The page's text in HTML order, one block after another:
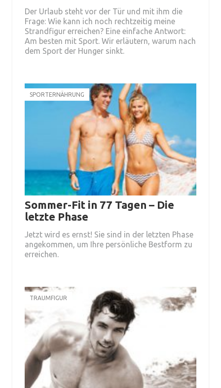
Der Urlaub steht vor der Tür und mit ihm die
Frage: Wie kann ich noch rechtzeitig meine
Strandfigur erreichen? Eine einfache Antwort:
Am besten mit Sport. Wir erläutern, warum nach
dem Sport der Hunger sinkt.
SPORTERNÄHRUNG
Sommer-Fit in 77 Tagen – Die
letzte Phase
Jetzt wird es ernst! Sie sind in der letzten Phase
angekommen, um Ihre persönliche Bestform zu
erreichen.
TRAUMFIGUR